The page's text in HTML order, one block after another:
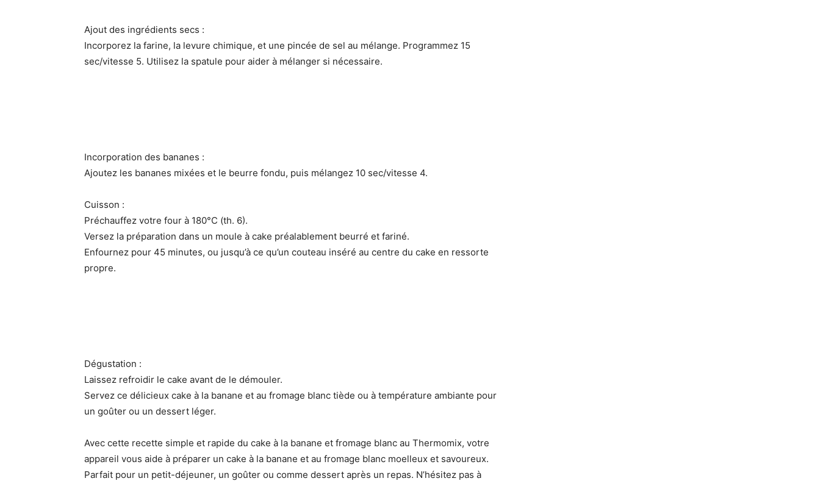
Ajout des ingrédients secs :
Incorporez la farine, la levure chimique, et une pincée de sel au mélange. Programmez 15
sec/vitesse 5. Utilisez la spatule pour aider à mélanger si nécessaire.
Incorporation des bananes :
Ajoutez les bananes mixées et le beurre fondu, puis mélangez 10 sec/vitesse 4.
Cuisson :
Préchauffez votre four à 180°C (th. 6).
Versez la préparation dans un moule à cake préalablement beurré et fariné.
Enfournez pour 45 minutes, ou jusqu’à ce qu’un couteau inséré au centre du cake en ressorte
propre.
Dégustation :
Laissez refroidir le cake avant de le démouler.
Servez ce délicieux cake à la banane et au fromage blanc tiède ou à température ambiante pour
un goûter ou un dessert léger.
Avec cette recette simple et rapide du cake à la banane et fromage blanc au Thermomix, votre
appareil vous aide à préparer un cake à la banane et au fromage blanc moelleux et savoureux.
Parfait pour un petit-déjeuner, un goûter ou comme dessert après un repas. N’hésitez pas à